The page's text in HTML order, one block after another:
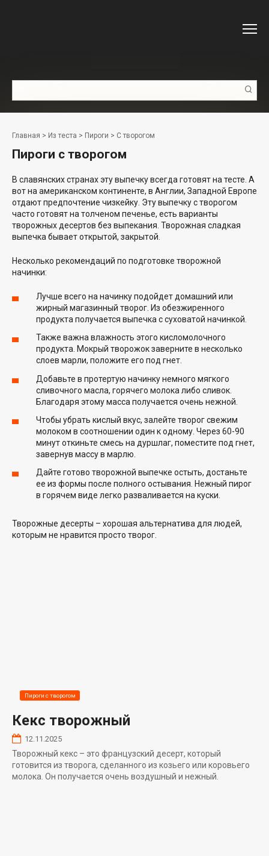
Главная > Из теста > Пироги > С творогом
Пироги с творогом
В славянских странах эту выпечку всегда готовят на тесте. А
вот на американском континенте, в Англии, Западной Европе
отдают предпочтение чизкейку. Эту выпечку с творогом
часто готовят на толченом печенье, есть варианты
творожных десертов без выпекания. Творожная сладкая
выпечка бывает открытой, закрытой.
Несколько рекомендаций по подготовке творожной
начинки:
Лучше всего на начинку подойдет домашний или
жирный магазинный творог. Из обезжиренного
продукта получается выпечка с суховатой начинкой.
Также важна влажность этого кисломолочного
продукта. Мокрый творожок заверните в несколько
слоев марли, положите его под гнет.
Добавьте в протертую начинку немного мягкого
сливочного масла, горячего молока либо сливок.
Благодаря этому масса получается очень нежной.
Чтобы убрать кислый вкус, залейте творог свежим
молоком в соотношении один к одному. Через 60-90
минут откиньте смесь на дуршлаг, поместите под гнет,
завернув массу в марлю.
Дайте готово творожной выпечке остыть, достаньте
ее из формы после полного остывания. Нежный пирог
в горячем виде легко разваливается на куски.
Творожные десерты – хорошая альтернатива для людей,
которым не нравится просто творог.
Пироги с творогом
Кекс творожный
12.11.2025
Творожный кекс – это французский десерт, который
готовится из творога, сделанного из козьего или коровьего
молока. Он получается очень воздушный и нежный.